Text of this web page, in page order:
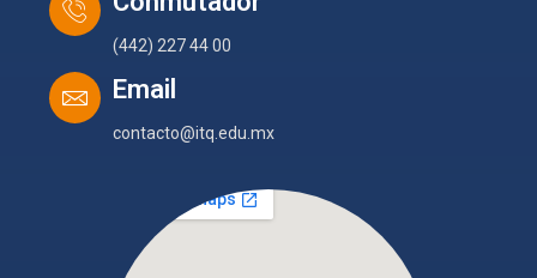
(442) 227 44 00
Email
contacto@itq.edu.mx